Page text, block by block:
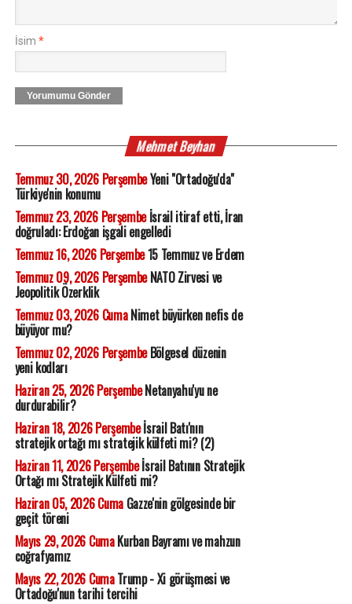
İsim *
Yorumumu Gönder
Mehmet Beyhan
Temmuz 30, 2026 PerşembeYeni "Ortadoğu'da"
Türkiye'nin konumu
Temmuz 23, 2026 Perşembeİsrail itiraf etti, İran
doğruladı: Erdoğan işgali engelledi
Temmuz 16, 2026 Perşembe15 Temmuz ve Erdem
Temmuz 09, 2026 PerşembeNATO Zirvesi ve
Jeopolitik Özerklik
Temmuz 03, 2026 CumaNimet büyürken nefis de
büyüyor mu?
Temmuz 02, 2026 PerşembeBölgesel düzenin
yeni kodları
Haziran 25, 2026 PerşembeNetanyahu'yu ne
durdurabilir?
Haziran 18, 2026 Perşembeİsrail Batı'nın
stratejik ortağı mı stratejik külfeti mi? (2)
Haziran 11, 2026 Perşembeİsrail Batının Stratejik
Ortağı mı Stratejik Külfeti mi?
Haziran 05, 2026 CumaGazze'nin gölgesinde bir
geçit töreni
Mayıs 29, 2026 CumaKurban Bayramı ve mahzun
coğrafyamız
Mayıs 22, 2026 CumaTrump - Xi görüşmesi ve
Ortadoğu'nun tarihi tercihi